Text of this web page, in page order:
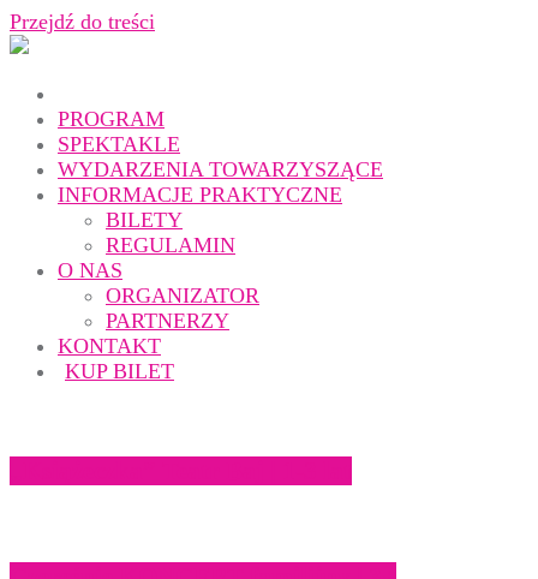
Przejdź do treści
PROGRAM
SPEKTAKLE
WYDARZENIA TOWARZYSZĄCE
INFORMACJE PRAKTYCZNE
BILETY
REGULAMIN
O NAS
ORGANIZATOR
PARTNERZY
KONTAKT
KUP BILET